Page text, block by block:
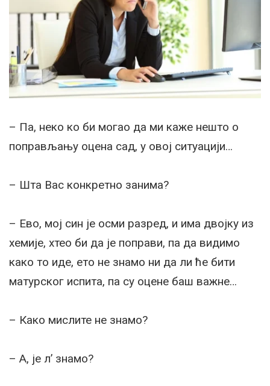
– Па, неко ко би могао да ми каже нешто о
поправљању оцена сад, у овој ситуацији…
– Шта Вас конкретно занима?
– Ево, мој син је осми разред, и има двојку из
хемије, хтео би да је поправи, па да видимо
како то иде, ето не знамо ни да ли ће бити
матурског испита, па су оцене баш важне…
– Како мислите не знамо?
– А, је л’ знамо?